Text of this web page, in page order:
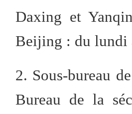
Daxing et
Beijing : du lundi
2. Sous-bureau
Bureau de la